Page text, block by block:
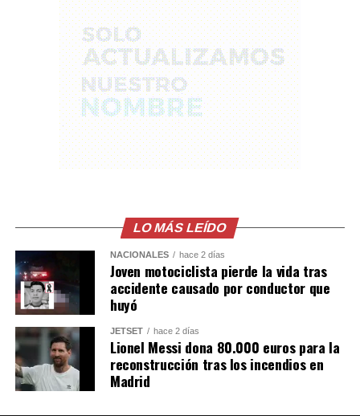
La captura forma parte de las operaciones continuas
que realiza la PNC en la zona oriental del país contra el
narcomenudeo.
LO MÁS LEÍDO
NACIONALES hace 2 días
Joven motociclista pierde la vida tras
accidente causado por conductor que
huyó
JETSET hace 2 días
Lionel Messi dona 80.000 euros para la
reconstrucción tras los incendios en
Madrid